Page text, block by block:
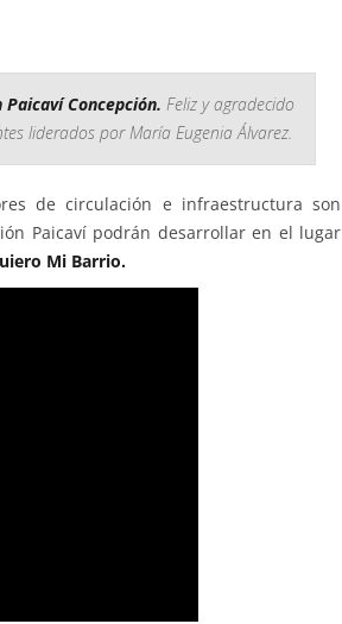
Concepción. Feliz y agradecido
liderados por María Eugenia Álvarez.
de circulación e infraestructura son
Paicaví podrán desarrollar en el lugar
Mi Barrio.